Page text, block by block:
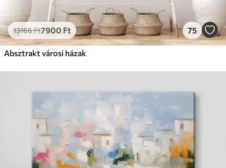
13166Ft7900 Ft 75
Absztrakt városi házak